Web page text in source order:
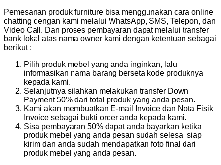
Pemesanan produk furniture bisa menggunakan cara online
chatting dengan kami melalui WhatsApp, SMS, Telepon, dan
Video Call. Dan proses pembayaran dapat melalui transfer
bank lokal atas nama owner kami dengan ketentuan sebagai
berikut :
Pilih produk mebel yang anda inginkan, lalu
informasikan nama barang berseta kode produknya
kepada kami.
Selanjutnya silahkan melakukan transfer Down
Payment 50% dari total produk yang anda pesan.
Kami akan membuatkan E-mail Invoice dan Nota Fisik
Invoice sebagai bukti order anda kepada kami.
Sisa pembayaran 50% dapat anda bayarkan ketika
produk mebel yang anda pesan sudah selesai siap
kirim dan anda sudah mendapatkan foto final dari
produk mebel yang anda pesan.